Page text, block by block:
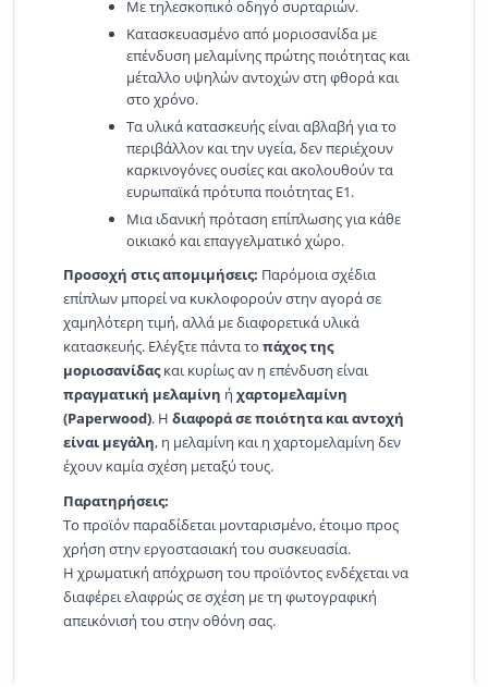
Με τηλεσκοπικό οδηγό συρταριών.
Κατασκευασμένο από μοριοσανίδα με
επένδυση μελαμίνης πρώτης ποιότητας και
μέταλλο υψηλών αντοχών στη φθορά και
στο χρόνο.
Τα υλικά κατασκευής είναι αβλαβή για το
περιβάλλον και την υγεία, δεν περιέχουν
καρκινογόνες ουσίες και ακολουθούν τα
ευρωπαϊκά πρότυπα ποιότητας Ε1.
Μια ιδανική πρόταση επίπλωσης για κάθε
οικιακό και επαγγελματικό χώρο.
Προσοχή στις απομιμήσεις: Παρόμοια σχέδια
επίπλων μπορεί να κυκλοφορούν στην αγορά σε
χαμηλότερη τιμή, αλλά με διαφορετικά υλικά
κατασκευής. Ελέγξτε πάντα το πάχος της
μοριοσανίδαςκαι κυρίως αν η επένδυση είναι
πραγματική μελαμίνη ή χαρτομελαμίνη
(Paperwood). Η διαφορά σε ποιότητα και αντοχή
είναι μεγάλη, η μελαμίνη και η χαρτομελαμίνη δεν
έχουν καμία σχέση μεταξύ τους.
Παρατηρήσεις:
Το προϊόν παραδίδεται μονταρισμένο, έτοιμο προς
χρήση στην εργοστασιακή του συσκευασία.
Η χρωματική απόχρωση του προϊόντος ενδέχεται να
διαφέρει ελαφρώς σε σχέση με τη φωτογραφική
απεικόνισή του στην οθόνη σας.